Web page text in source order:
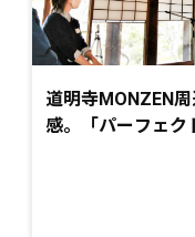
道明寺MONZEN
感。「パーフェク